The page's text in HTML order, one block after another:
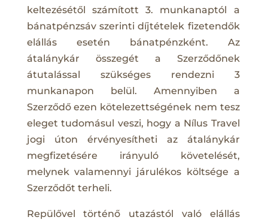
keltezésétől számított 3. munkanaptól a
bánatpénzsáv szerinti díjtételek fizetendők
elállás esetén bánatpénzként. Az
átalánykár összegét a Szerződőnek
átutalással szükséges rendezni 3
munkanapon belül. Amennyiben a
Szerződő ezen kötelezettségének nem tesz
eleget tudomásul veszi, hogy a Nílus Travel
jogi úton érvényesítheti az átalánykár
megfizetésére irányuló követelését,
melynek valamennyi járulékos költsége a
Szerződőt terheli.
Repülővel történő utazástól való elállás